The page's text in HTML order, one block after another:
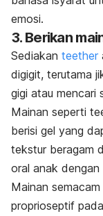
emosi.
3. Berikan
Sediakan teether
digigit, terutama
gigi atau mencari
Mainan seperti
berisi gel yang
tekstur beragam
oral anak
Mainan
proprioseptif